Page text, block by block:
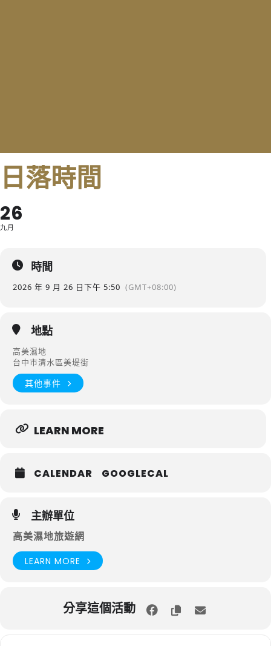
日落時間
26
九月
時間
2026 年 9 月 26 日下午 5:50 (GMT+08:00)
地點
高美濕地
台中市清水區美堤街
其他事件
LEARN MORE
CALENDAR GOOGLECAL
主辦單位
高美濕地旅遊網
LEARN MORE
分享這個活動